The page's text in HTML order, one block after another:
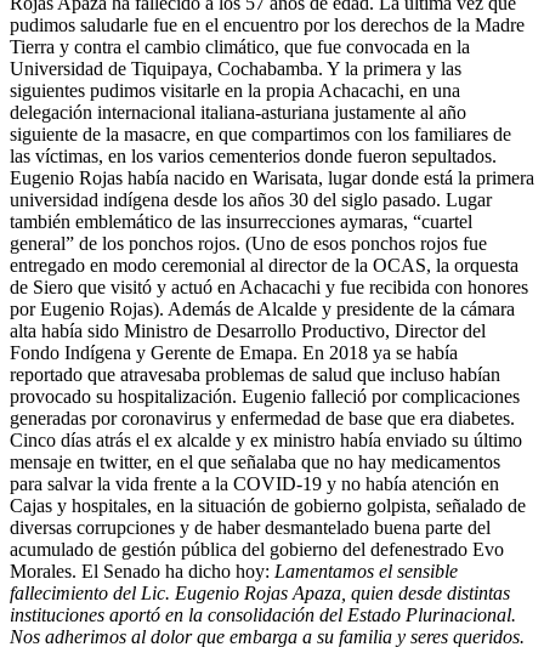
pudimos saludarle fue en el encuentro por los derechos de la Madre
Tierra y contra el cambio climático, que fue convocada en la
Universidad de Tiquipaya, Cochabamba. Y la primera y las
siguientes pudimos visitarle en la propia Achacachi, en una
delegación internacional italiana-asturiana justamente al año
siguiente de la masacre, en que compartimos con los familiares de
las víctimas, en los varios cementerios donde fueron sepultados.
Eugenio Rojas había nacido en Warisata, lugar donde está la primera
universidad indígena desde los años 30 del siglo pasado. Lugar
también emblemático de las insurrecciones aymaras, “cuartel
general” de los ponchos rojos. (Uno de esos ponchos rojos fue
entregado en modo ceremonial al director de la OCAS, la orquesta
de Siero que visitó y actuó en Achacachi y fue recibida con honores
por Eugenio Rojas). Además de Alcalde y presidente de la cámara
alta había sido Ministro de Desarrollo Productivo, Director del
Fondo Indígena y Gerente de Emapa. En 2018 ya se había
reportado que atravesaba problemas de salud que incluso habían
provocado su hospitalización. Eugenio falleció por complicaciones
generadas por coronavirus y enfermedad de base que era diabetes.
Cinco días atrás el ex alcalde y ex ministro había enviado su último
mensaje en twitter, en el que señalaba que no hay medicamentos
para salvar la vida frente a la COVID-19 y no había atención en
Cajas y hospitales, en la situación de gobierno golpista, señalado de
diversas corrupciones y de haber desmantelado buena parte del
acumulado de gestión pública del gobierno del defenestrado Evo
Morales. El Senado ha dicho hoy: Lamentamos el sensible
fallecimiento del Lic. Eugenio Rojas Apaza, quien desde distintas
instituciones aportó en la consolidación del Estado Plurinacional.
Nos adherimos al dolor que embarga a su familia y seres queridos.